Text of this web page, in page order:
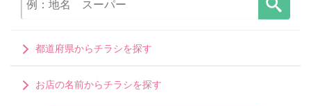
都道府県からチラシを探す
お店の名前からチラシを探す